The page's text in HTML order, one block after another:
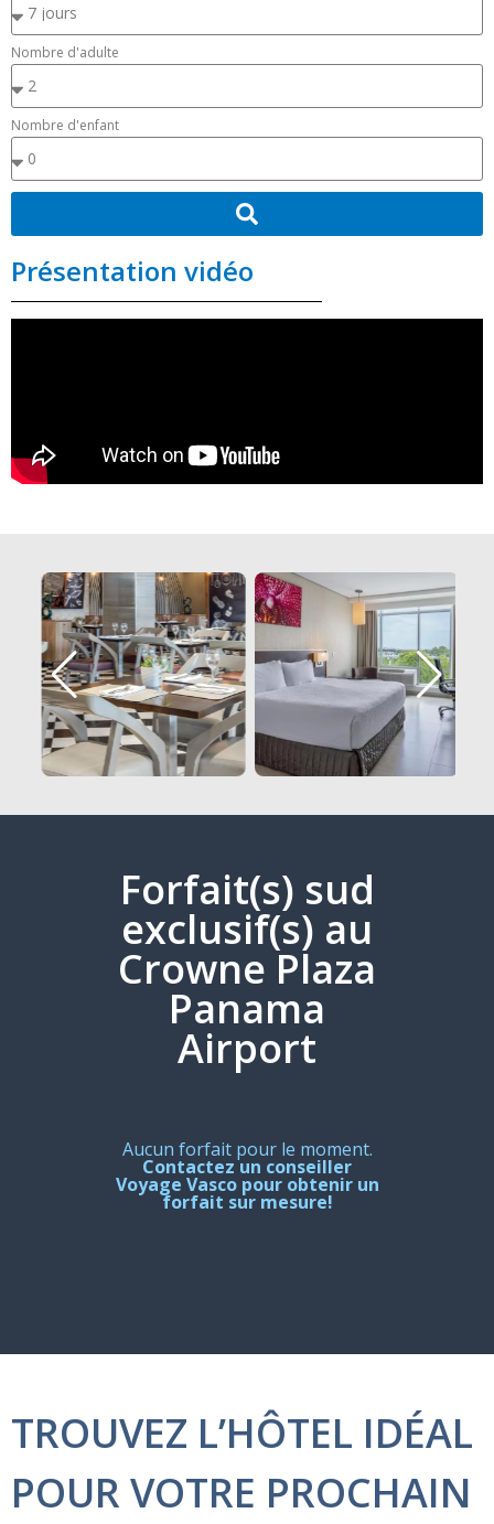
Nombre d'adulte
Nombre d'enfant
Présentation vidéo
Forfait(s) sud
exclusif(s) au
Crowne Plaza
Panama
Airport
Aucun forfait pour le moment.
Contactez un conseiller
Voyage Vasco pour obtenir un
forfait sur mesure!
TROUVEZ L’HÔTEL IDÉAL
POUR VOTRE PROCHAIN